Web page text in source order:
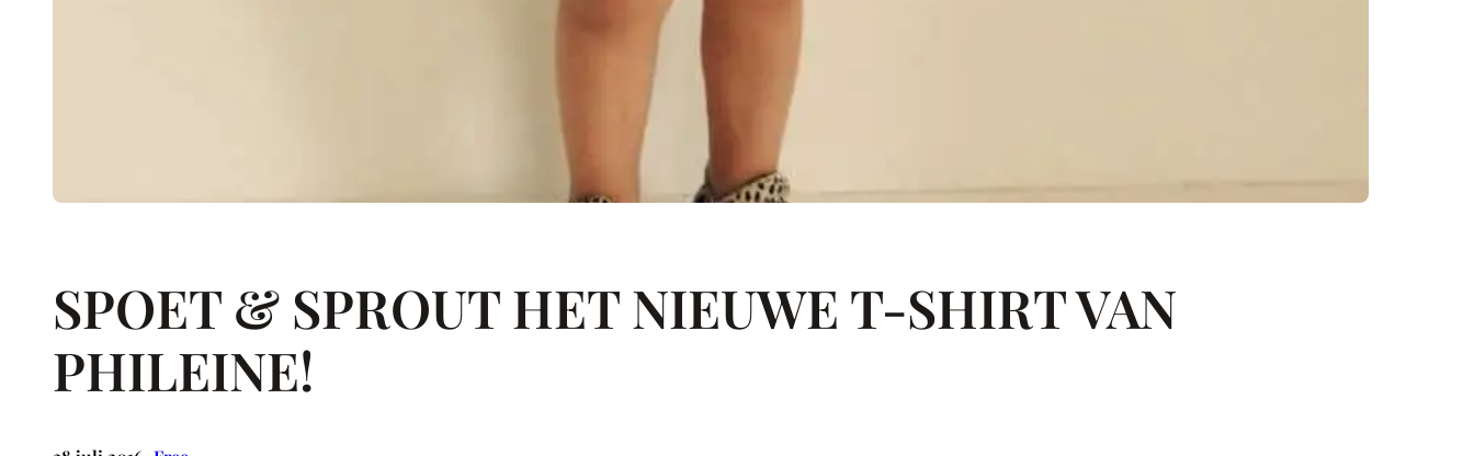
SPOET & SPROUT HET NIEUWE T-SHIRT VAN
PHILEINE!